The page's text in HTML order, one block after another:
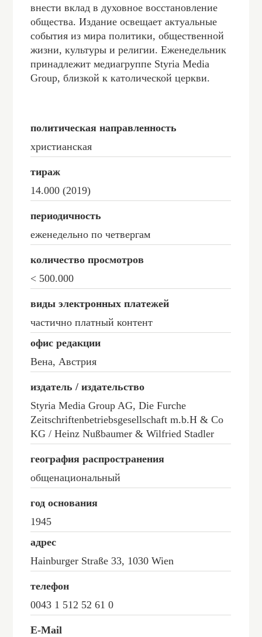
внести вклад в духовное восстановление
общества. Издание освещает актуальные
события из мира политики, общественной
жизни, культуры и религии. Еженедельник
принадлежит медиагруппе Styria Media
Group, близкой к католической церкви.
политическая направленность
христианская
тираж
14.000 (2019)
периодичность
еженедельно по четвергам
количество просмотров
< 500.000
виды электронных платежей
частично платный контент
офис редакции
Вена, Австрия
издатель / издательство
Styria Media Group AG, Die Furche
Zeitschriftenbetriebsgesellschaft m.b.H & Co
KG / Heinz Nußbaumer & Wilfried Stadler
география распространения
общенациональный
год основания
1945
адрес
Hainburger Straße 33, 1030 Wien
телефон
0043 1 512 52 61 0
E-Mail